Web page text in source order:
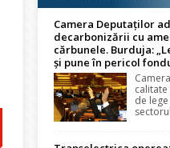
Camera Deputaților
decarbonizării cu
cărbunele. Burduja:
și pune în pericol
de